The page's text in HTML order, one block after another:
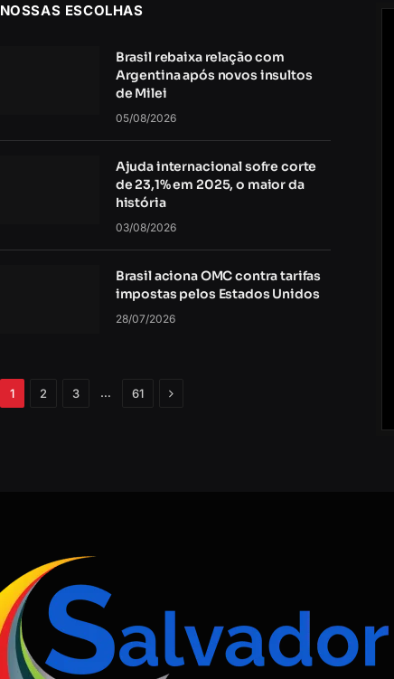
NOSSAS ESCOLHAS
Brasil rebaixa relação com
Argentina após novos insultos
de Milei
05/08/2026
Ajuda internacional sofre corte
de 23,1% em 2025, o maior da
história
03/08/2026
Brasil aciona OMC contra tarifas
impostas pelos Estados Unidos
28/07/2026
1 2 3 … 61 Próximo